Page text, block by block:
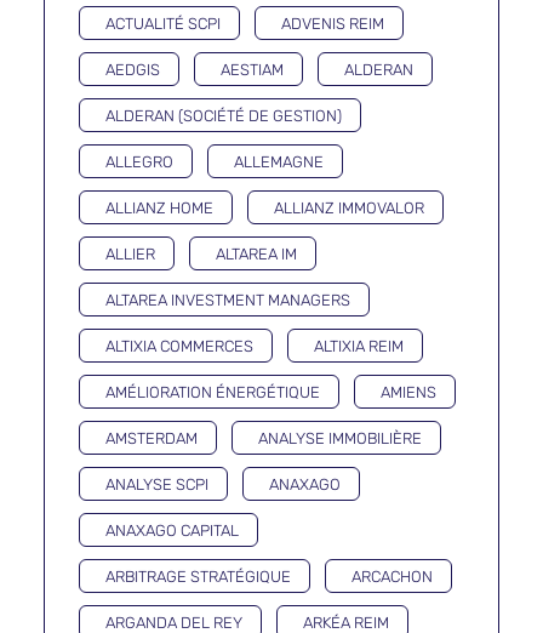
ACTUALITÉ SCPI ADVENIS REIM
AEDGIS AESTIAM ALDERAN
ALDERAN (SOCIÉTÉ DE GESTION)
ALLEGRO ALLEMAGNE
ALLIANZ HOME ALLIANZ IMMOVALOR
ALLIER ALTAREA IM
ALTAREA INVESTMENT MANAGERS
ALTIXIA COMMERCES ALTIXIA REIM
AMÉLIORATION ÉNERGÉTIQUE AMIENS
AMSTERDAM ANALYSE IMMOBILIÈRE
ANALYSE SCPI ANAXAGO
ANAXAGO CAPITAL
ARBITRAGE STRATÉGIQUE ARCACHON
ARGANDA DEL REY ARKÉA REIM